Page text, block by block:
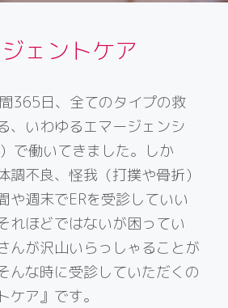
ェントケア
365日、全てのタイプの救
、いわゆるエマージェンシ
で働いてきました。しか
調不良、怪我（打撲や骨折）
や週末でERを受診していい
れほどではないが困ってい
んが沢山いらっしゃることが
んな時に受診していただくの
ケア』です。